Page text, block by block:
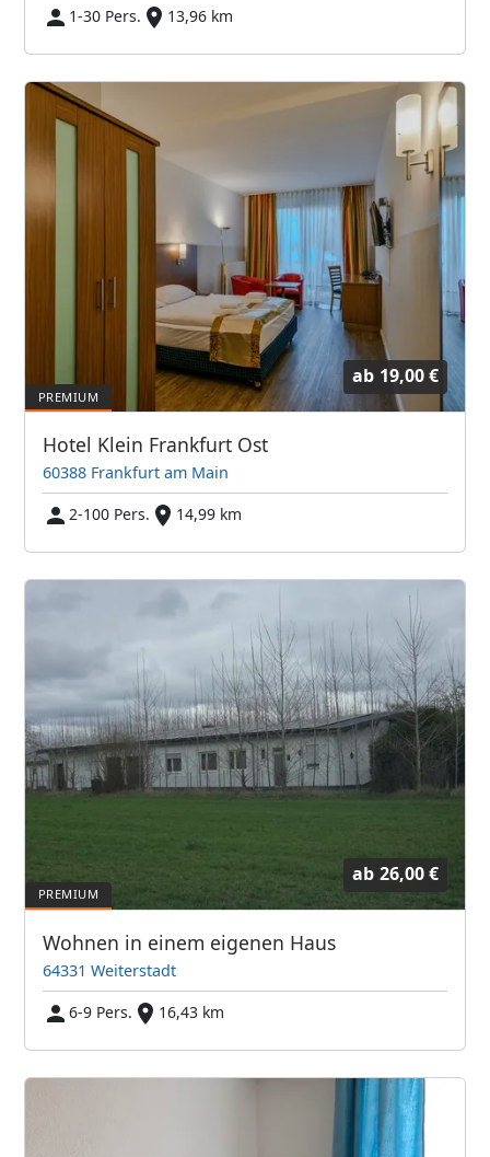
1-30 Pers.
13,96 km
ab 19,00 €
Hotel Klein Frankfurt Ost
60388 Frankfurt am Main
2-100 Pers.
14,99 km
ab 26,00 €
Wohnen in einem eigenen Haus
64331 Weiterstadt
6-9 Pers.
16,43 km